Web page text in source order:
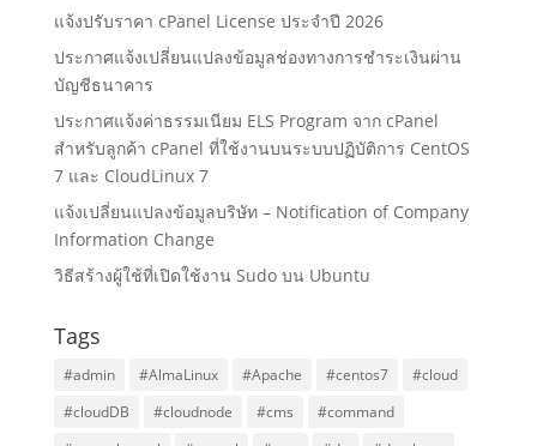
แจ้งปรับราคา cPanel License ประจำปี 2026
ประกาศแจ้งเปลี่ยนแปลงข้อมูลช่องทางการชำระเงินผ่าน
บัญชีธนาคาร
ประกาศแจ้งค่าธรรมเนียม ELS Program จาก cPanel
สำหรับลูกค้า cPanel ที่ใช้งานบนระบบปฏิบัติการ CentOS
7 และ CloudLinux 7
แจ้งเปลี่ยนแปลงข้อมูลบริษัท – Notification of Company
Information Change
วิธีสร้างผู้ใช้ที่เปิดใช้งาน Sudo บน Ubuntu
Tags
#admin #AlmaLinux #Apache #centos7
#cloud
#cloudDB
#cloudnode #cms
#command